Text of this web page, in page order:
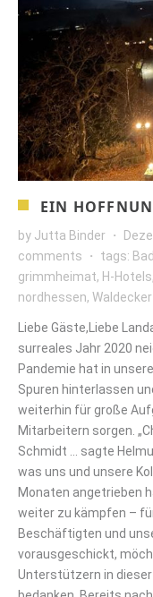
EIN
by Jutta Binder
comments
tags:
grimmheimat, H-Hotels
nordhessen, Waldecker
Liebe Gäste,Liebe
surreales Jahr 2020
Pandemie hat in
Spuren hinterlassen
weiterhin für große
Mitarbeitern sorgen.
Schmidt … sagte
was uns und unsere
Monaten angetrieben
weiter zu kämpfen –
Beschäftigten und
vorausgeschickt,
Unterstützern in